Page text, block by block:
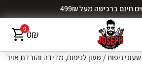
חינם ברכישה מעל 499₪
00₪
שעוני ניפוח/ שעון לניפוח, מדידה והורדת אויר